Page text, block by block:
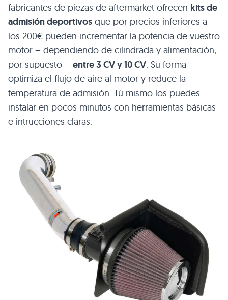
fabricantes de piezas de aftermarket ofrecen kits de
admisión deportivos que por precios inferiores a
los 200€ pueden incrementar la potencia de vuestro
motor – dependiendo de cilindrada y alimentación,
por supuesto – entre 3 CV y 10 CV. Su forma
optimiza el flujo de aire al motor y reduce la
temperatura de admisión. Tú mismo los puedes
instalar en pocos minutos con herramientas básicas
e intrucciones claras.